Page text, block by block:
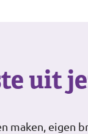
uit
maken, eigen